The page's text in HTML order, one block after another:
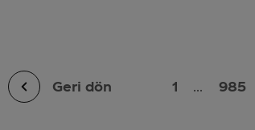
Geri dön 1 ... 985